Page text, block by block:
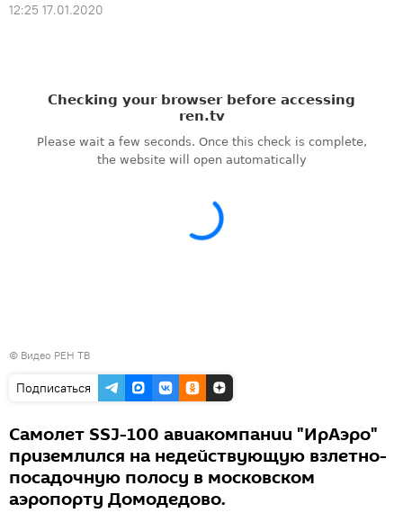
12:25 17.01.2020
© Видео РЕН ТВ
Подписаться
Самолет SSJ-100 авиакомпании "ИрАэро"
приземлился на недействующую взлетно-
посадочную полосу в московском
аэропорту Домодедово.